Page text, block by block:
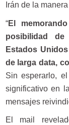
Irán de la
“El
posibilidad
Estados
de larga data,
Sin esperarlo,
significativo en
mensajes
El mail